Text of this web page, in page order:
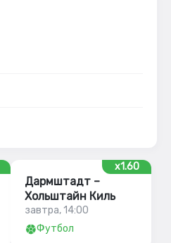
x1.60
Дармштадт –
Хольштайн Киль
завтра, 14:00
Футбол